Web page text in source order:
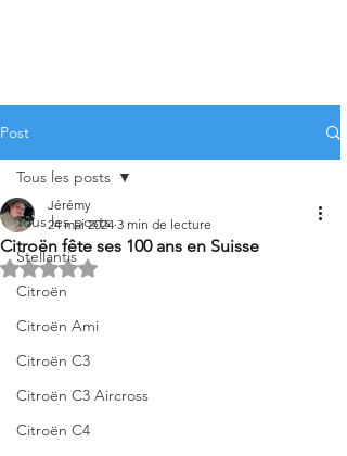
Post
Tous les posts
Stellantis
Citroën
Citroën Ami
Citroën C3
Citroën C3 Aircross
Citroën C4
Tous les posts
Citroën fête ses 100 ans en Suisse
Jérémy
24 mai 2024 3 min de lecture
Noté NaN étoiles sur 5.